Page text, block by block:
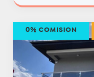
0% COMISION